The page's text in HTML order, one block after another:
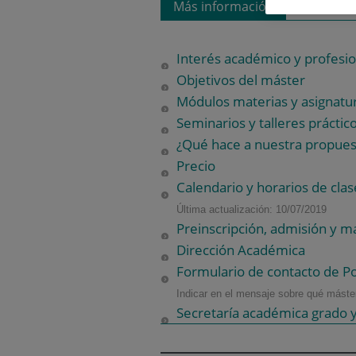
Más información
Interés académico y
Objetivos del máster
Módulos materias y
Seminarios y talleres
¿Qué hace a nuestra
Precio
Calendario y horarios de
Última actualización: 10/07/2019
Preinscripción, admisión y
Dirección Académica
Formulario de contacto de
Indicar en el mensaje sobre qué
Secretaría académica